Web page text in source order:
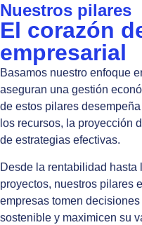
Nuestros pilares
El corazón
empresarial
Basamos nuestro enfoque
aseguran una gestión
de estos pilares
los recursos, la proyección
de estrategias efectivas.
Desde la rentabilidad
proyectos, nuestros pilares
empresas tomen
sostenible y maximicen su